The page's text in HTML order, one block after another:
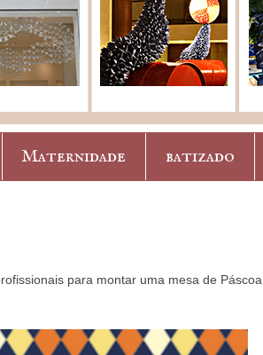
Maternidade batizado
para montar uma mesa de Páscoa